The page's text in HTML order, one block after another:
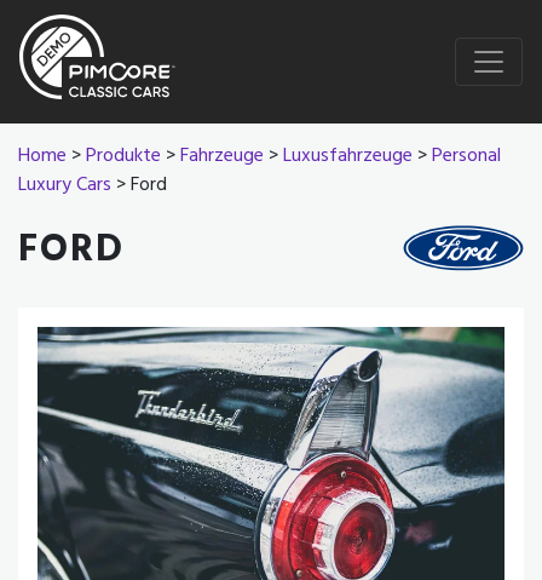
Home >Produkte >Fahrzeuge >Luxusfahrzeuge >Personal
Luxury Cars > Ford
FORD